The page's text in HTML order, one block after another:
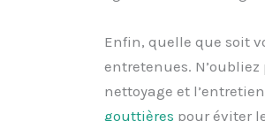
Enfin, quelle que soit
entretenues.
nettoyage et
gouttières pour éviter